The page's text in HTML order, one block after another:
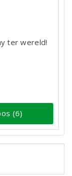
ter wereld!
(6)